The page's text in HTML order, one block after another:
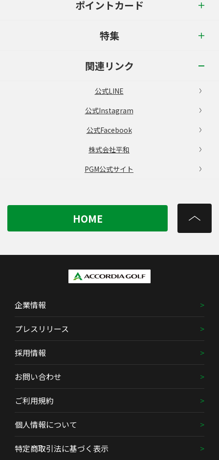
ポイントカード
特集
関連リンク
公式LINE
公式Instagram
公式Facebook
株式会社平和
PGM公式サイト
HOME
企業情報
プレスリリース
採用情報
お問い合わせ
ご利用規約
個人情報について
特定商取引法に基づく表示